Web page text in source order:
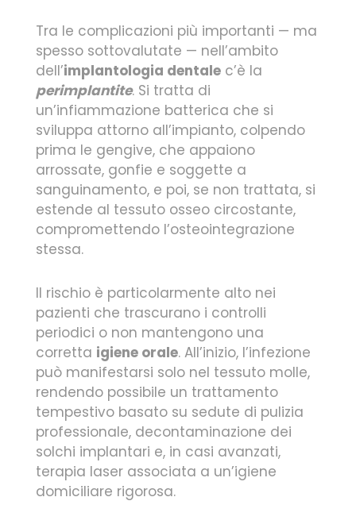
Tra le complicazioni più importanti — ma
spesso sottovalutate — nell’ambito
dell’implantologia dentale c’è la
perimplantite. Si tratta di
un’infiammazione batterica che si
sviluppa attorno all’impianto, colpendo
prima le gengive, che appaiono
arrossate, gonfie e soggette a
sanguinamento, e poi, se non trattata, si
estende al tessuto osseo circostante,
compromettendo l’osteointegrazione
stessa.
Il rischio è particolarmente alto nei
pazienti che trascurano i controlli
periodici o non mantengono una
corretta igiene orale. All’inizio, l’infezione
può manifestarsi solo nel tessuto molle,
rendendo possibile un trattamento
tempestivo basato su sedute di pulizia
professionale, decontaminazione dei
solchi implantari e, in casi avanzati,
terapia laser associata a un’igiene
domiciliare rigorosa.